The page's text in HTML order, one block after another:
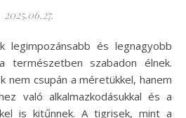
2025.06.27.
természetben szabadon élnek.
nem csupán a méretükkel, hanem
való alkalmazkodásukkal és a
is kitűnnek. A tigrisek, mint a